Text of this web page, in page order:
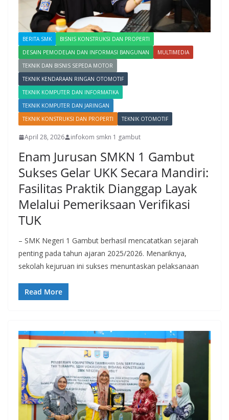
BERITA SMK
BISNIS KONSTRUKSI DAN PROPERTI
DESAIN PEMODELAN DAN INFORMASI BANGUNAN
MULTIMEDIA
TEKNIK DAN BISNIS SEPEDA MOTOR
TEKNIK KENDARAAN RINGAN OTOMOTIF
TEKNIK KOMPUTER DAN INFORMATIKA
TEKNIK KOMPUTER DAN JARINGAN
TEKNIK KONSTRUKSI DAN PROPERTI
TEKNIK OTOMOTIF
April 28, 2026 infokom smkn 1 gambut
Enam Jurusan SMKN 1 Gambut
Sukses Gelar UKK Secara Mandiri:
Fasilitas Praktik Dianggap Layak
Melalui Pemeriksaan Verifikasi
TUK
– SMK Negeri 1 Gambut berhasil mencatatkan sejarah
penting pada tahun ajaran 2025/2026. Menariknya,
sekolah kejuruan ini sukses menuntaskan pelaksanaan
Read More